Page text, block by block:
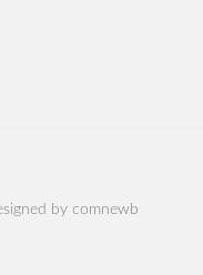
by comnewb